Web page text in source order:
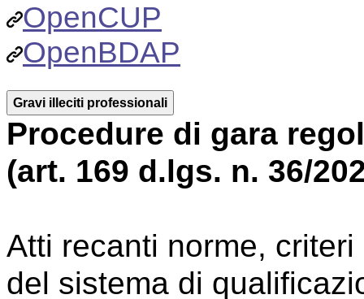
OpenCUP
OpenBDAP
Gravi illeciti professionali
Procedure di gara
(art. 169 d.lgs. n. 36/
Atti recanti norme,
del sistema di